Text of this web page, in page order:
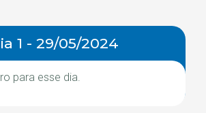
1 - 29/05/2024
para esse dia.